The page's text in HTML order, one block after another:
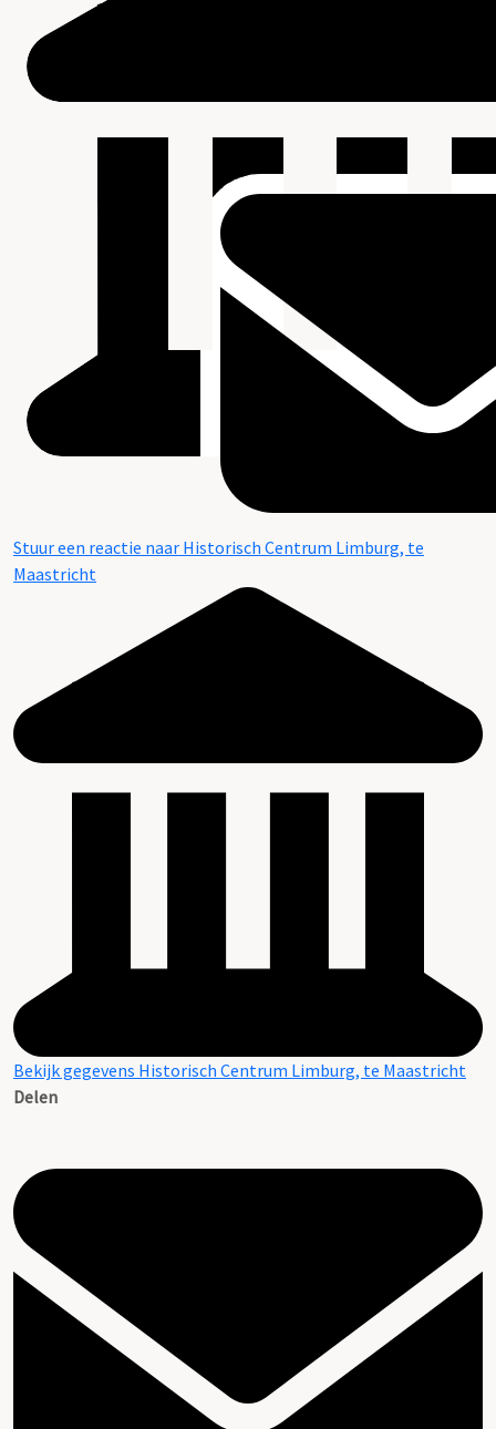
Stuur een reactie naar Historisch Centrum Limburg, te
Maastricht
Bekijk gegevens Historisch Centrum Limburg, te Maastricht
Delen